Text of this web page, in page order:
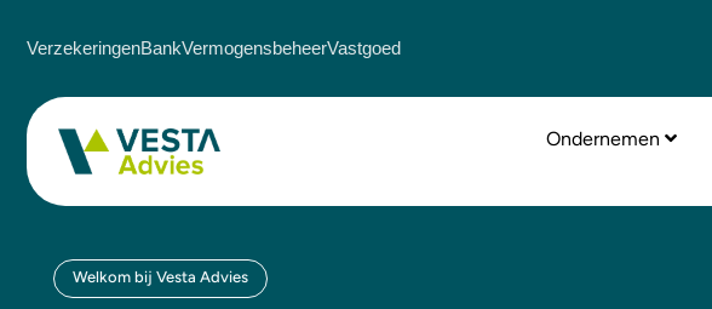
VerzekeringenBankVermogensbeheerVastgoed
Ondernemen
Welkom bij Vesta Advies